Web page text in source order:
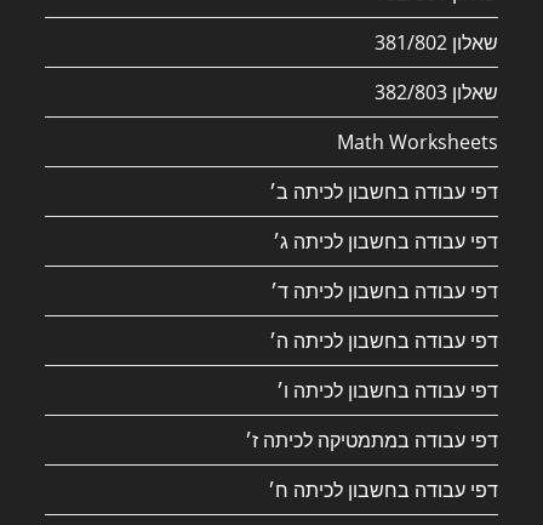
שאלון 381/802
שאלון 382/803
Math Worksheets
דפי עבודה בחשבון לכיתה ב׳
דפי עבודה בחשבון לכיתה ג׳
דפי עבודה בחשבון לכיתה ד׳
דפי עבודה בחשבון לכיתה ה׳
דפי עבודה בחשבון לכיתה ו׳
דפי עבודה במתמטיקה לכיתה ז׳
דפי עבודה בחשבון לכיתה ח׳